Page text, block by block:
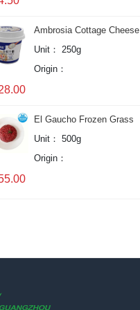
Ambrosia Cottage Cheese
Unit：
250g
Origin：
El Gaucho Frozen Grass
Fed Minced Beef
Unit：
500g
Origin：